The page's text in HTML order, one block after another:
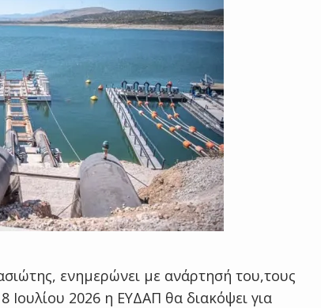
ενημερώνει με ανάρτησή του,τους
Ιουλίου 2026 η ΕΥΔΑΠ θα διακόψει για